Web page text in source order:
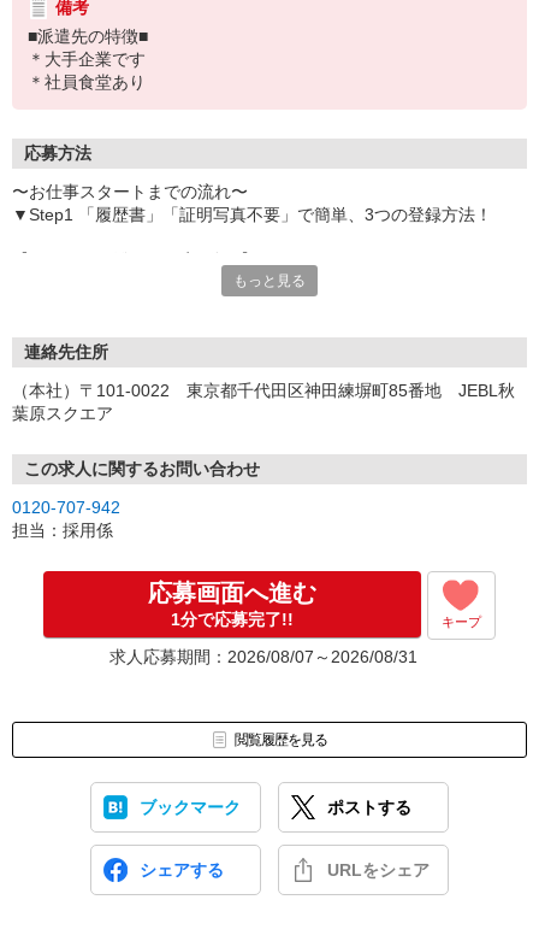
備考
■派遣先の特徴■
＊大手企業です
＊社員食堂あり
応募方法
〜お仕事スタートまでの流れ〜
▼Step1 「履歴書」「証明写真不要」で簡単、3つの登録方法！
いつでも好きな時間に登録OK
受付時間/平日9:00〜19:00
【来場登録（目安1時間30分）】
▼Step2 全国にあるお仕事の中から、あなたにピッタリのお仕事を
ご案内
▼Step3 就業前に職場見学で気になる事はしっかりチェック！
応募⇒最短で2日後からの勤務も可能です！
もっと見る
連絡先住所
（本社）〒101-0022 東京都千代田区神田練塀町85番地 JEBL秋
葉原スクエア
この求人に関するお問い合わせ
0120-707-942
担当：採用係
応募画面へ進む
1分で応募完了!! キープ
求人応募期間：2026/08/07～2026/08/31
閲覧履歴を見る
ブックマーク ポストする
シェアする URLをシェア